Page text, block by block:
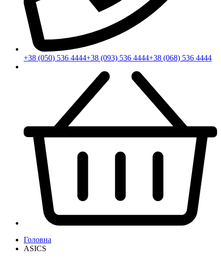
+38 (050) 536 4444+38 (093) 536 4444+38 (068) 536 4444
Головна
ASICS